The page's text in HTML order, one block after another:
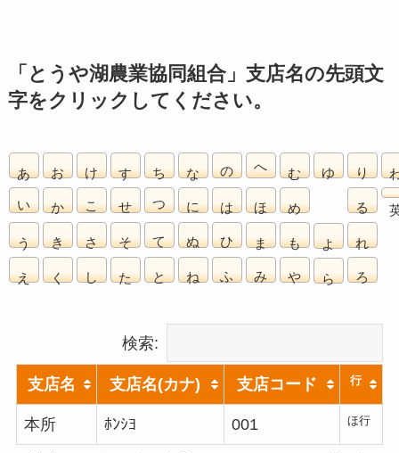
「とうや湖農業協同組合」支店名の先頭文
字をクリックしてください。
あ
い
う
え
お
か
き
く
け
こ
さ
し
す
せ
そ
た
ち
つ
て
と
な
に
ぬ
ね
の
は
ひ
ふ
へ
ほ
ま
み
む
め
も
や
ゆ
よ
ら
り
る
れ
ろ
検索:
支店名 支店名(カナ) 支店コード 行
本所 ﾎﾝｼﾖ 001 ほ行